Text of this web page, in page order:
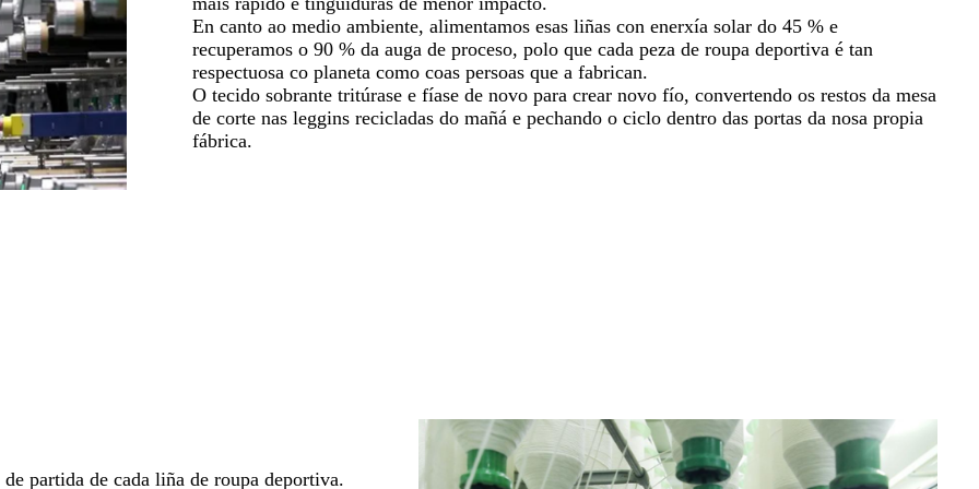
En canto ao medio ambiente, alimentamos esas liñas con enerxía solar do 45 % e
recuperamos o 90 % da auga de proceso, polo que cada peza de roupa deportiva é tan
respectuosa co planeta como coas persoas que a fabrican.
O tecido sobrante tritúrase e fíase de novo para crear novo fío, convertendo os restos da mesa
de corte nas leggins recicladas do mañá e pechando o ciclo dentro das portas da nosa propia
fábrica.
partida de cada liña de roupa deportiva.